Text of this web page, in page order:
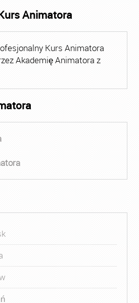
Animatora
Kurs Animatora
Akademię Animatora z